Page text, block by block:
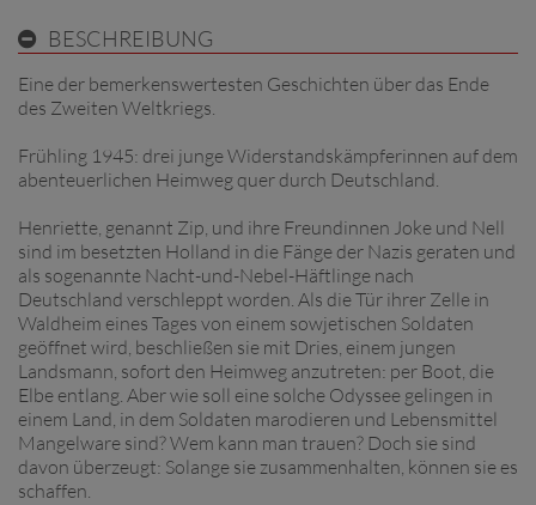
BESCHREIBUNG
Eine der bemerkenswertesten Geschichten über das Ende
des Zweiten Weltkriegs.
Frühling 1945: drei junge Widerstandskämpferinnen auf dem
abenteuerlichen Heimweg quer durch Deutschland.
Henriette, genannt Zip, und ihre Freundinnen Joke und Nell
sind im besetzten Holland in die Fänge der Nazis geraten und
als sogenannte Nacht-und-Nebel-Häftlinge nach
Deutschland verschleppt worden. Als die Tür ihrer Zelle in
Waldheim eines Tages von einem sowjetischen Soldaten
geöffnet wird, beschließen sie mit Dries, einem jungen
Landsmann, sofort den Heimweg anzutreten: per Boot, die
Elbe entlang. Aber wie soll eine solche Odyssee gelingen in
einem Land, in dem Soldaten marodieren und Lebensmittel
Mangelware sind? Wem kann man trauen? Doch sie sind
davon überzeugt: Solange sie zusammenhalten, können sie es
schaffen.